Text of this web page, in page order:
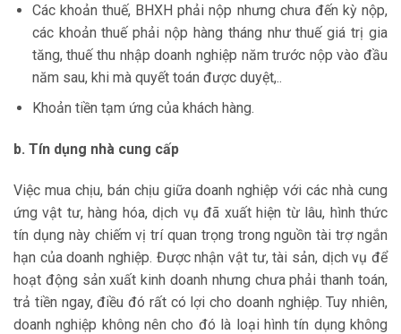
Các khoản thuế, BHXH phải nộp nhưng chưa đến kỳ nộp,
các khoản thuế phải nộp hàng tháng như thuế giá trị gia
tăng, thuế thu nhập doanh nghiệp năm trước nộp vào đầu
năm sau, khi mà quyết toán được duyệt,..
Khoản tiền tạm ứng của khách hàng.
b. Tín dụng nhà cung cấp
Việc mua chịu, bán chịu giữa doanh nghiệp với các nhà cung
ứng vật tư, hàng hóa, dịch vụ đã xuất hiện từ lâu, hình thức
tín dụng này chiếm vị trí quan trọng trong nguồn tài trợ ngắn
hạn của doanh nghiệp. Được nhận vật tư, tài sản, dịch vụ để
hoạt động sản xuất kinh doanh nhưng chưa phải thanh toán,
trả tiền ngay, điều đó rất có lợi cho doanh nghiệp. Tuy nhiên,
doanh nghiệp không nên cho đó là loại hình tín dụng không